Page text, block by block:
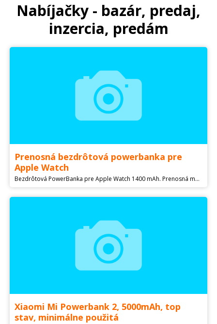
Nabíjačky - bazár, predaj,
inzercia, predám
Prenosná bezdrôtová powerbanka pre
Apple Watch
Bezdrôtová PowerBanka pre Apple Watch 1400 mAh. Prenosná magnetická bezdrôtová nabíjačka pre chytré hodinky Apple Watch disponuje USB-C portom pre pripojenie k počítaču alebo nabíjaciemu adaptéru. Zariadenie je vybavené praktickým pútkom pre zavesenie na kľúče, takže ho budete mať vždy po ruke. -------------------------------------------------------------------------------- Viac na: /prenosna-bezdrotova-powerbanka-pre-apple-watch EXTRA Limitovaný výpredaj! Cena po zadaní zľavového kupónu: EXTRA je 28,80 €
Xiaomi Mi Powerbank 2, 5000mAh, top
stav, minimálne použitá